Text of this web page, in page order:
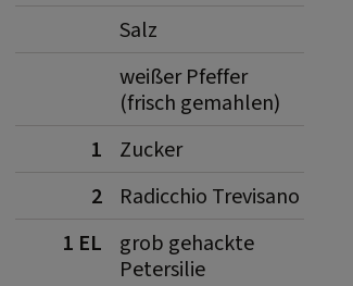
Salz
weißer Pfeffer
(frisch gemahlen)
1
Zucker
2
Radicchio Trevisano
1 EL
grob gehackte
Petersilie